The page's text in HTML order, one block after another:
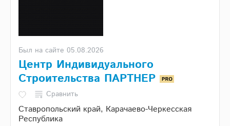
Был на сайте 05.08.2026
Центр Индивидуального
Строительства ПАРТНЕР
Сравнить
Ставропольский край, Карачаево-Черкесская
Республика